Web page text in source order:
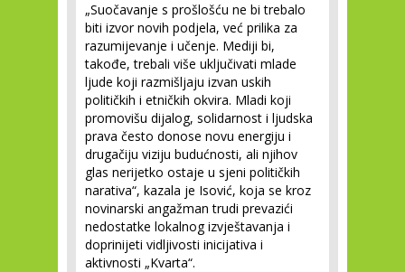
„Suočavanje s prošlošću ne bi trebalo
biti izvor novih podjela, već prilika za
razumijevanje i učenje. Mediji bi,
takođe, trebali više uključivati mlade
ljude koji razmišljaju izvan uskih
političkih i etničkih okvira. Mladi koji
promovišu dijalog, solidarnost i ljudska
prava često donose novu energiju i
drugačiju viziju budućnosti, ali njihov
glas nerijetko ostaje u sjeni političkih
narativa“, kazala je Isović, koja se kroz
novinarski angažman trudi prevazići
nedostatke lokalnog izvještavanja i
doprinijeti vidljivosti inicijativa i
aktivnosti „Kvarta“.